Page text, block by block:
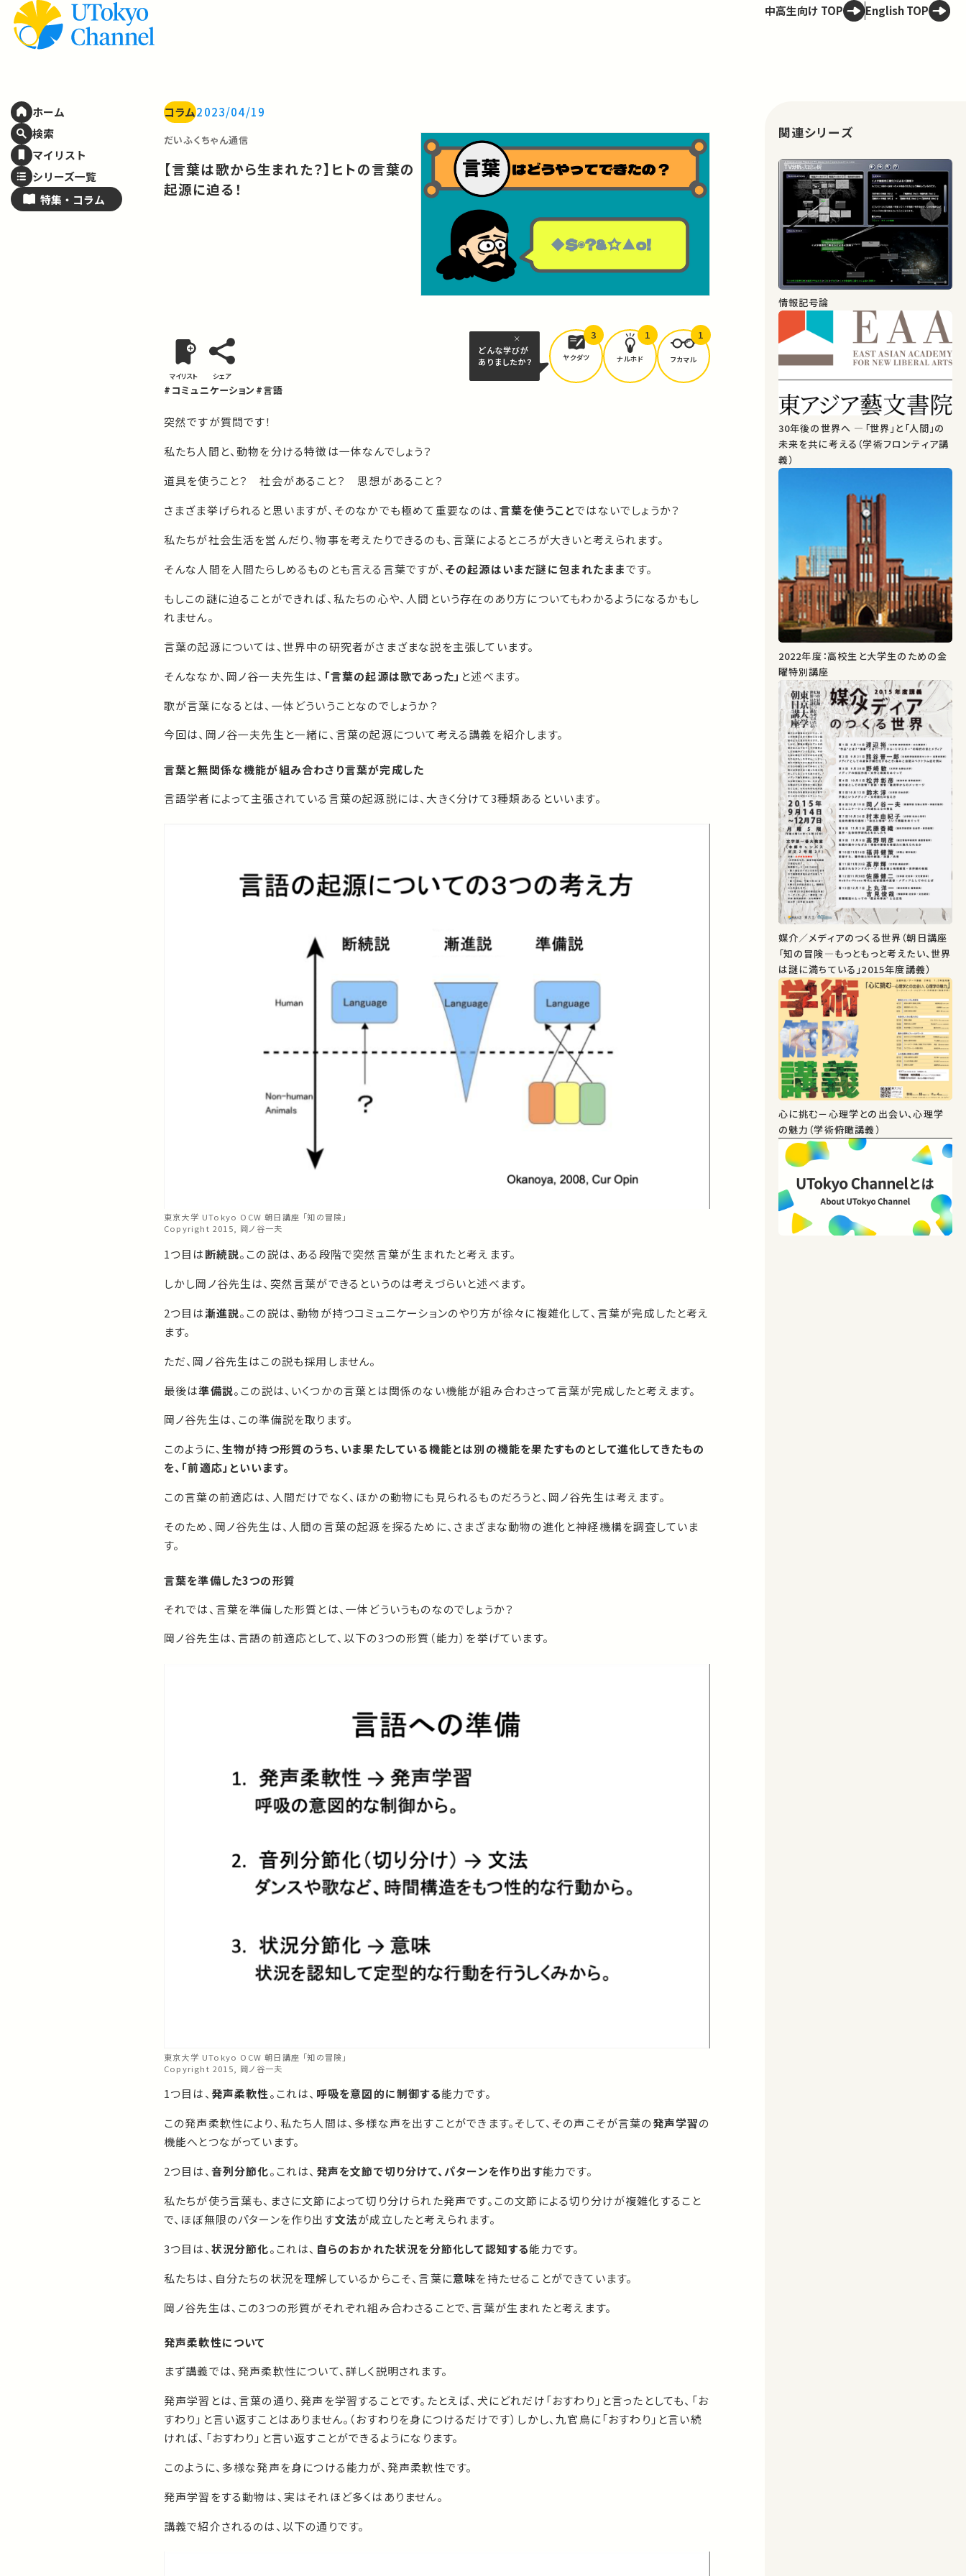
ホーム
検索
マイリスト
シリーズ一覧
特集・ コラム
中高生向け TOP English TOP
コラム2023/04/19
だいふくちゃん通信
【言葉は歌から生まれた？】ヒトの言葉の
起源に迫る！
マイリスト シェア
どんな学びが
ありましたか？
ヤクダツ
3
ナルホド
1
フカマル
1
#コミュニケーション #言語
突然ですが質問です！
私たち人間と、動物を分ける特徴は一体なんでしょう？
道具を使うこと？ 社会があること？ 思想があること？
さまざま挙げられると思いますが、そのなかでも極めて重要なのは、 言葉を使うことではないでしょうか？
私たちが社会生活を営んだり、物事を考えたりできるのも、言葉によるところが大きいと考えられます。
そんな人間を人間たらしめるものとも言える言葉ですが、 その起源はいまだ謎に包まれたままです。
もしこの謎に迫ることができれば、私たちの心や、人間という存在のあり方についてもわかるようになるかもし
れません。
言葉の起源については、世界中の研究者がさまざまな説を主張しています。
そんななか、岡ノ谷一夫先生は、 「言葉の起源は歌であった」 と述べます。
歌が言葉になるとは、一体どういうことなのでしょうか？
今回は、岡ノ谷一夫先生と一緒に、言葉の起源について考える講義を紹介します。
言葉と無関係な機能が組み合わさり言葉が完成した
言語学者によって主張されている言葉の起源説には、大きく分けて3種類あるといいます。
東京大学 UTokyo OCW 朝日講座 「知の冒険」
Copyright 2015, 岡ノ谷一夫
1つ目は断続説。この説は、ある段階で突然言葉が生まれたと考えます。
しかし岡ノ谷先生は、突然言葉ができるというのは考えづらいと述べます。
2つ目は漸進説。この説は、動物が持つコミュニケーションのやり方が徐々に複雑化して、言葉が完成したと考え
ます。
ただ、岡ノ谷先生はこの説も採用しません。
最後は準備説。この説は、いくつかの言葉とは関係のない機能が組み合わさって言葉が完成したと考えます。
岡ノ谷先生は、この準備説を取ります。
このように、生物が持つ形質のうち、いま果たしている機能とは別の機能を果たすものとして進化してきたもの
を、「前適応」といいます。
この言葉の前適応は、人間だけでなく、ほかの動物にも見られるものだろうと、岡ノ谷先生は考えます。
そのため、岡ノ谷先生は、人間の言葉の起源を探るために、さまざまな動物の進化と神経機構を調査していま
す。
言葉を準備した3つの形質
それでは、言葉を準備した形質とは、一体どういうものなのでしょうか？
岡ノ谷先生は、言語の前適応として、以下の3つの形質（能力）を挙げています。
東京大学 UTokyo OCW 朝日講座 「知の冒険」
Copyright 2015, 岡ノ谷一夫
1つ目は、 発声柔軟性。これは、 呼吸を意図的に制御する能力です。
この発声柔軟性により、私たち人間は、多様な声を出すことができます。そして、その声こそが言葉の発声学習の
機能へとつながっています。
2つ目は、音列分節化。これは、 発声を文節で切り分けて、パターンを作り出す能力です。
私たちが使う言葉も、まさに文節によって切り分けられた発声です。この文節による切り分けが複雑化すること
で、ほぼ無限のパターンを作り出す文法が成立したと考えられます。
3つ目は、 状況分節化。これは、 自らのおかれた状況を分節化して認知する能力です。
私たちは、自分たちの状況を理解しているからこそ、言葉に意味を持たせることができています。
岡ノ谷先生は、この3つの形質がそれぞれ組み合わさることで、言葉が生まれたと考えます。
発声柔軟性について
まず講義では、発声柔軟性について、詳しく説明されます。
発声学習とは、言葉の通り、発声を学習することです。たとえば、犬にどれだけ「おすわり」と言ったとしても、「お
すわり」と言い返すことはありません。（おすわりを身につけるだけです）しかし、九官鳥に「おすわり」と言い続
ければ、「おすわり」と言い返すことができるようになります。
このように、多様な発声を身につける能力が、発声柔軟性です。
発声学習をする動物は、実はそれほど多くはありません。
講義で紹介されるのは、以下の通りです。
関連シリーズ
情報記号論
30年後の世界へ ―「世界」と「人間」の
未来を共に考える（学術フロンティア講
義）
2022年度：高校生と大学生のための金
曜特別講座
媒介／メディアのつくる世界（朝日講座
「知の冒険―もっともっと考えたい、世界
は謎に満ちている」2015年度講義）
心に挑む－心理学との出会い、心理学
の魅力（学術俯瞰講義）